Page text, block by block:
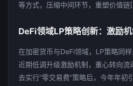
等方式，压缩中间环节，重塑价值链
DeFi领域LP策略创新：激励
在加密货币与DeFi领域，LP策略同
近期低调升级激励机制，重心转向流
去实行“零交易费”策略后，今年年初